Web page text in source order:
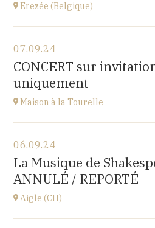
Erezée (Belgique)
Chapelle de Fisenne
Rue de l'Église, 6997 Erezée,
à11H
Accéder au site
07.09.24
CONCERT sur
uniquement
Maison à la Tourelle
Maison à la Tourelle
10 place de la Loi, 25110 BAUME-
à17H00
06.09.24
La Musique de
ANNULÉ / REPORTÉ
Aigle (CH)